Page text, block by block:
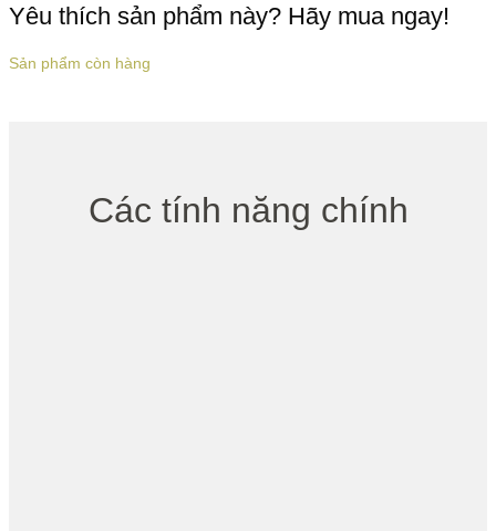
Yêu thích sản phẩm này? Hãy mua ngay!
Sản phẩm còn hàng
Các tính năng chính